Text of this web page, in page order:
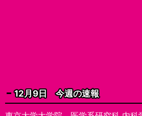
12月9日 今週の速報